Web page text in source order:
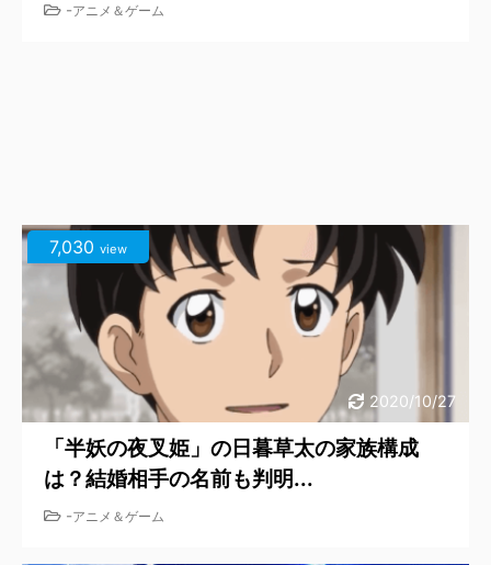
-アニメ＆ゲーム
2020/10/27
7,030 view
「半妖の夜叉姫」の日暮草太の家族構成
は？結婚相手の名前も判明...
-アニメ＆ゲーム